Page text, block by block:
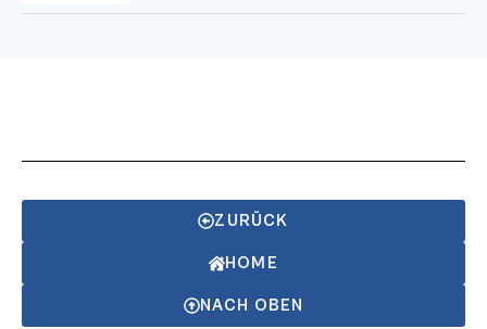
ZURÜCK
HOME
NACH OBEN